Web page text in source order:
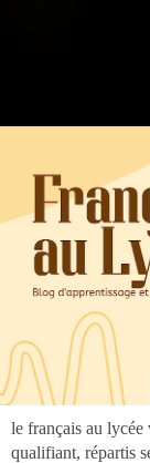
le français au lycée
qualifiant, répartis